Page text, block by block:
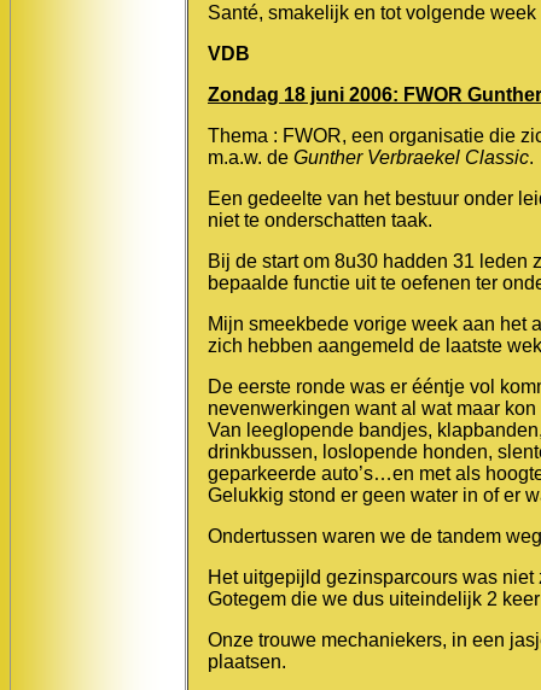
Santé, smakelijk en tot volgende week
VDB
Zondag 18 juni 2006: FWOR
Thema : FWOR, een organisatie die
m.a.w. de Gunther Verbraekel Classic.
Een gedeelte van het bestuur onder
niet te onderschatten taak.
Bij de start om 8u30 hadden 31 leden
bepaalde functie uit te oefenen ter
Mijn smeekbede vorige week aan het
zich hebben aangemeld de laatste
De eerste ronde was er ééntje vol
nevenwerkingen want al wat maar
Van leeglopende bandjes,
drinkbussen, loslopende honden,
geparkeerde auto’s…en met als
Gelukkig stond er geen water in of er
Ondertussen waren we de tandem
Het uitgepijld gezinsparcours was
Gotegem die we dus uiteindelijk 2
Onze trouwe mechaniekers, in een
plaatsen.